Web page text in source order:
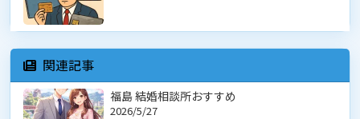
関連記事
福島 結婚相談所おすすめ
2026/5/27